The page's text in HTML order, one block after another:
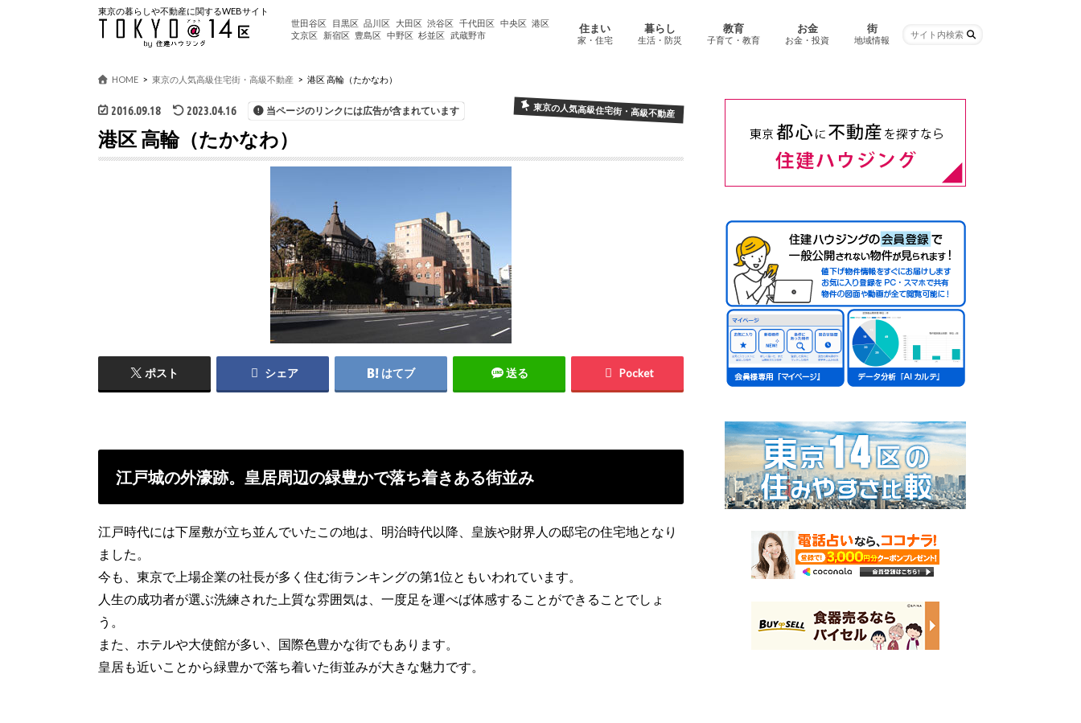
東京の暮らしや不動産に関するWEBサイト
住まい
家・住宅
暮らし
生活・防災
教育
子育て・教育
お金
お金・投資
街
地域情報
世田谷区 目黒区 品川区 大田区 渋谷区 千代田区 中央区 港区
文京区
新宿区 豊島区 中野区 杉並区 武蔵野市
HOME 東京の人気高級住宅街・高級不動産 港区 高輪（たかなわ）
2016.09.18 2023.04.16 東京の人気高級住宅街・高級不動産
当ページのリンクには広告が含まれています
港区 高輪（たかなわ）
ポスト シェア はてブ 送る Pocket
江戸城の外濠跡。皇居周辺の緑豊かで落ち着きある街並み
江戸時代には下屋敷が立ち並んでいたこの地は、明治時代以降、皇族や財界人の邸宅の住宅地となり
ました。
今も、東京で上場企業の社長が多く住む街ランキングの第1位ともいわれています。
人生の成功者が選ぶ洗練された上質な雰囲気は、一度足を運べば体感することができることでしょ
う。
また、ホテルや大使館が多い、国際色豊かな街でもあります。
皇居も近いことから緑豊かで落ち着いた街並みが大きな魅力です。